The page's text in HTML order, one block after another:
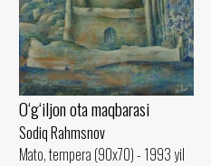
O‘g‘iljon ota maqbarasi
Sodiq Rahmsnov
Mato, tempera (90x70) - 1993 yil